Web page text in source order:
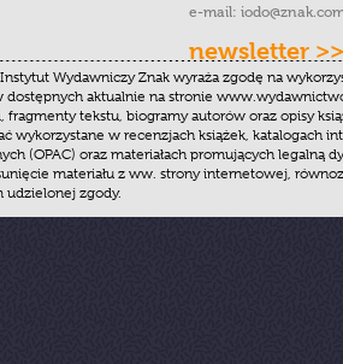
e-mail:
newsletter >>
Instytut Wydawniczy Znak wyraża zgodę na
dostępnych aktualnie na stronie
fragmenty tekstu, biogramy autorów oraz opisy
wykorzystane w recenzjach książek, katalogach
(OPAC) oraz materiałach promujących legalną
materiału z ww. strony internetowej,
udzielonej zgody.